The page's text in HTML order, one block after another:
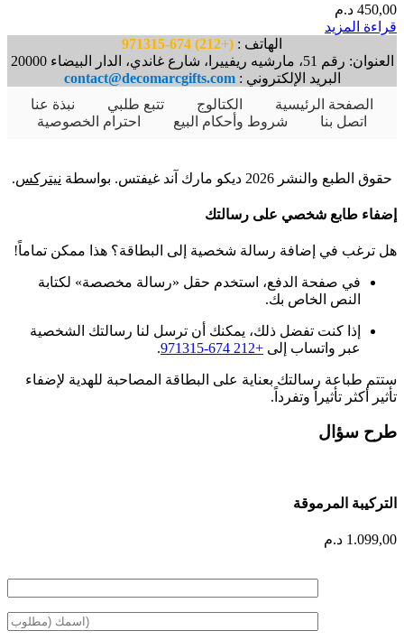
450,00 د.م
قراءة المزيد
الهاتف : (+212) 674-971315
العنوان: رقم 51، مارشيه ريفييرا، شارع غاندي، الدار البيضاء 20000
البريد الإلكتروني :contact@decomarcgifts.com
الصفحة الرئيسية
الكتالوج تتبع طلبي
نبذة عنا
اتصل بنا
شروط وأحكام البيع احترام الخصوصية
حقوق الطبع والنشر 2026 ديكو مارك آند غيفتس. بواسطة نيتركس.
إضفاء طابع شخصي على رسالتك
هل ترغب في إضافة رسالة شخصية إلى البطاقة؟ هذا ممكن تماماً!
في صفحة الدفع، استخدم حقل «رسالة مخصصة» لكتابة
النص الخاص بك.
إذا كنت تفضل ذلك، يمكنك أن ترسل لنا رسالتك الشخصية
عبر واتساب إلى +212 674-971315
.
ستتم طباعة رسالتك بعناية على البطاقة المصاحبة للهدية لإضفاء
تأثير أكثر تأثيراً وتفرداً.
طرح سؤال
التركيبة المرموقة
1.099,00 د.م